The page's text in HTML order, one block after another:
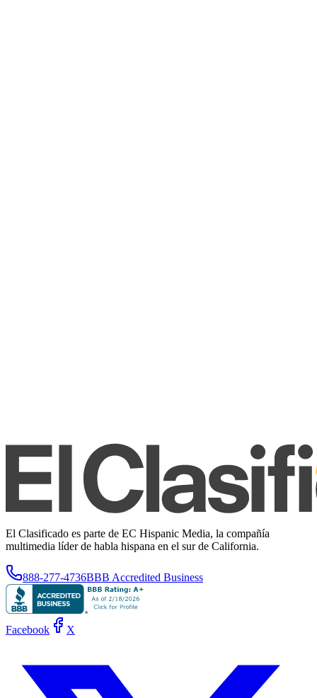
El Clasificado es parte de EC Hispanic Media, la compañía
multimedia líder de habla hispana en el sur de California.
888-277-4736BBB Accredited Business
Facebook X